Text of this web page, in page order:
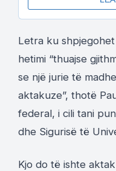
Letra ku
hetimi “thuajse
se një jurie të
aktakuze”, thotë
federal, i cili tani
dhe Sigurisë të
Kjo do të ishte